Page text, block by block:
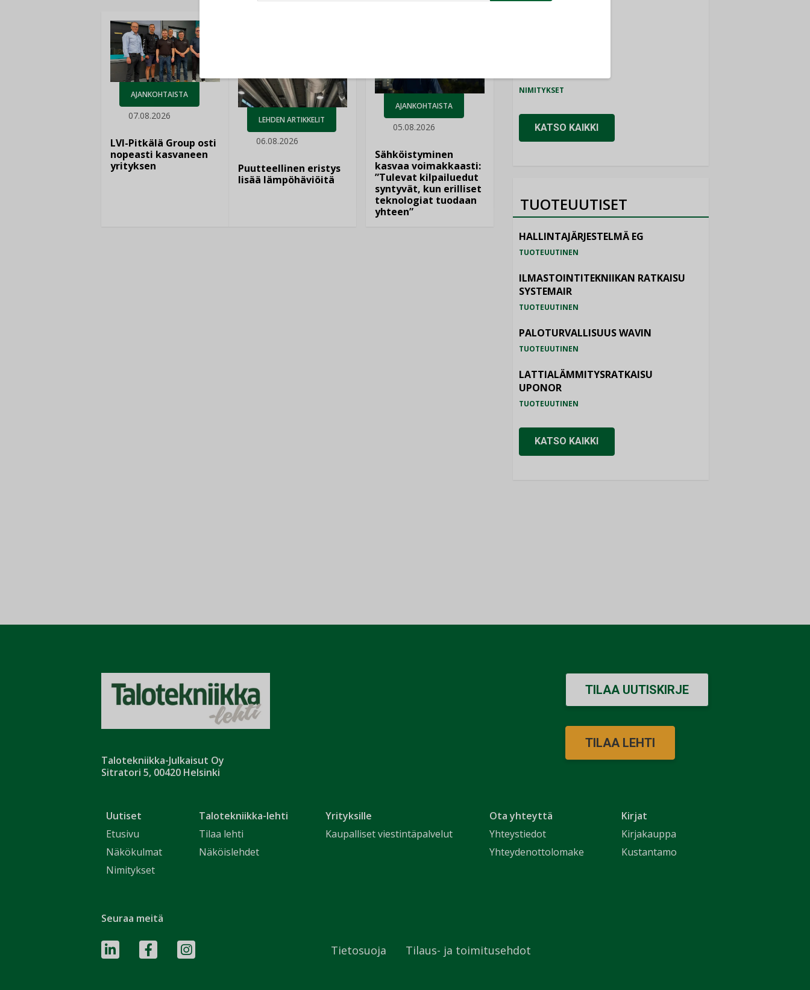
AJANKOHTAISTA
07.08.2026
LVI-Pitkälä Group osti
nopeasti kasvaneen
yrityksen
LEHDEN ARTIKKELIT
06.08.2026
Puutteellinen eristys
lisää lämpöhäviöitä
AJANKOHTAISTA
05.08.2026
Sähköistyminen
kasvaa voimakkaasti:
”Tulevat kilpailuedut
syntyvät, kun erilliset
teknologiat tuodaan
yhteen”
NIMITYKSET
KATSO KAIKKI
TUOTEUUTISET
HALLINTAJÄRJESTELMÄ EG
TUOTEUUTINEN
ILMASTOINTITEKNIIKAN RATKAISU
SYSTEMAIR
TUOTEUUTINEN
PALOTURVALLISUUS WAVIN
TUOTEUUTINEN
LATTIALÄMMITYSRATKAISU
UPONOR
TUOTEUUTINEN
KATSO KAIKKI
Talotekniikka-Julkaisut Oy
Sitratori 5, 00420 Helsinki
Uutiset
Etusivu
Näkökulmat
Nimitykset
Talotekniikka-lehti
Tilaa lehti
Näköislehdet
Yrityksille
Kaupalliset viestintäpalvelut
Ota yhteyttä
Yhteystiedot
Yhteydenottolomake
Kirjat
Kirjakauppa
Kustantamo
TILAA UUTISKIRJE
TILAA LEHTI
Seuraa meitä
Tietosuoja Tilaus- ja toimitusehdot